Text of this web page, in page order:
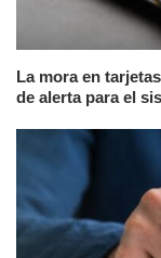
La mora en
de alerta para el